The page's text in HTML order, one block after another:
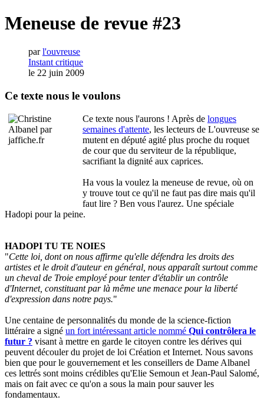
Meneuse de revue #23
parl'ouvreuse
Instant critique
le 22 juin 2009
Ce texte nous le voulons
Ce texte nous l'aurons ! Après de longues
semaines d'attente, les lecteurs de L'ouvreuse se
mutent en député agité plus proche du roquet
de cour que du serviteur de la république,
sacrifiant la dignité aux caprices.
Ha vous la voulez la meneuse de revue, où on
y trouve tout ce qu'il ne faut pas dire mais qu'il
faut lire ? Ben vous l'aurez. Une spéciale
Hadopi pour la peine.
HADOPI TU TE NOIES
"Cette loi, dont on nous affirme qu'elle défendra les droits des
artistes et le droit d'auteur en général, nous apparaît surtout comme
un cheval de Troie employé pour tenter d'établir un contrôle
d'Internet, constituant par là même une menace pour la liberté
d'expression dans notre pays."
Une centaine de personnalités du monde de la science-fiction
littéraire a signé un fort intéressant article nommé Qui contrôlera le
futur ? visant à mettre en garde le citoyen contre les dérives qui
peuvent découler du projet de loi Création et Internet. Nous savons
bien que pour le gouvernement et les conseillers de Dame Albanel
ces lettrés sont moins crédibles qu'Elie Semoun et Jean-Paul Salomé,
mais on fait avec ce qu'on a sous la main pour sauver les
fondamentaux.